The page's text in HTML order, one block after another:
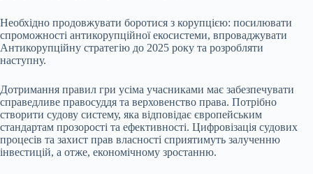
Необхідно продовжувати боротися з корупцією: посилювати
спроможності антикорупційної екосистеми, впроваджувати
Антикорупційну стратегію до 2025 року та розробляти
наступну.
Дотримання правил гри усіма учасниками має забезпечувати
справедливе правосуддя та верховенство права. Потрібно
створити судову систему, яка відповідає європейським
стандартам прозорості та ефективності. Цифровізація судових
процесів та захист прав власності сприятимуть залученню
інвестицій, а отже, економічному зростанню.